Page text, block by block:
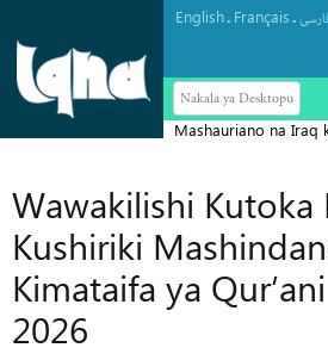
English. Français.
Nakala ya Desktopu
Mashauriano na Iraq
Wawakilishi Kutoka
Kushiriki
Kimataifa ya
2026